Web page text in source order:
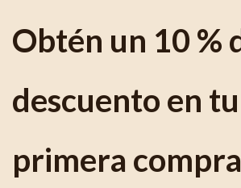
Obtén un 10 %
descuento en tu
primera compra